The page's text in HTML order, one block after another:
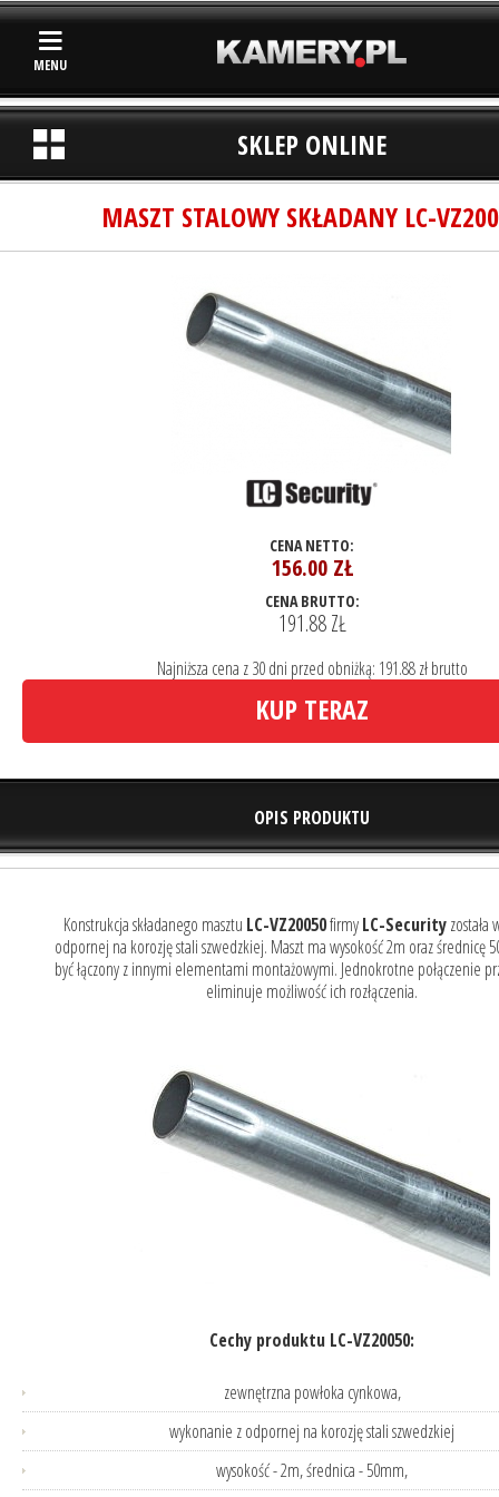
MENU
SKLEP ONLINE
MASZT STALOWY SKŁADANY LC-
CENA NETTO:
156.00ZŁ
CENA BRUTTO:
191.88 ZŁ
Najniższa cena z 30 dni przed obniżką: 191.88 zł brutto
KUP TERAZ
OPIS PRODUKTU
Konstrukcja składanego masztu LC-VZ20050firmyLC-Securityzostała
odpornej na korozję stali szwedzkiej. Maszt ma wysokość 2m oraz średnicę
być łączony z innymi elementami montażowymi. Jednokrotne połączenie
eliminuje możliwość ich rozłączenia.
Cechy produktu LC-VZ20050:
zewnętrzna powłoka cynkowa,
wykonanie z odpornej na korozję stali szwedzkiej
wysokość - 2m, średnica - 50mm,